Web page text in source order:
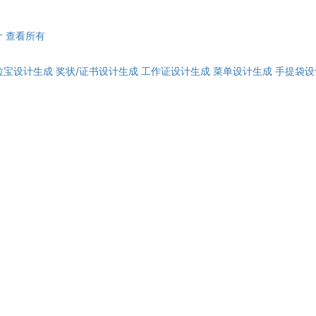
查看所有
宝设计生成 奖状/证书设计生成 工作证设计生成 菜单设计生成 手提袋